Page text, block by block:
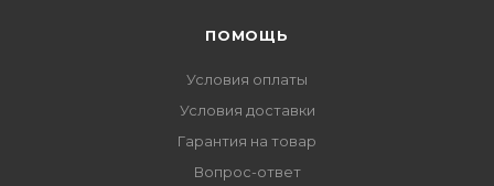
ПОМОЩЬ
Условия оплаты
Условия доставки
Гарантия на товар
Вопрос-ответ